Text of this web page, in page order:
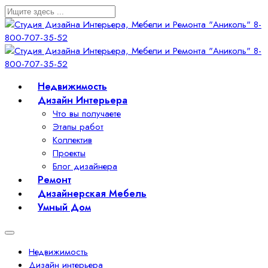
Недвижимость
Дизайн Интерьера
Что вы получаете
Этапы работ
Коллектив
Проекты
Блог дизайнера
Ремонт
Дизайнерская Мебель
Умный Дом
Недвижимость
Дизайн интерьера